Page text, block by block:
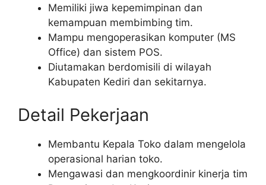
Memiliki jiwa kepemimpinan dan
kemampuan membimbing tim.
Mampu mengoperasikan komputer (MS
Office) dan sistem POS.
Diutamakan berdomisili di wilayah
Kabupaten Kediri dan sekitarnya.
Detail Pekerjaan
Membantu Kepala Toko dalam mengelola
operasional harian toko.
Mengawasi dan mengkoordinir kinerja tim